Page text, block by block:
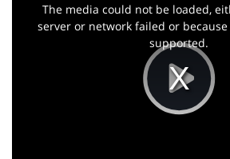
The media could not be loaded,
server or network failed or
supported.